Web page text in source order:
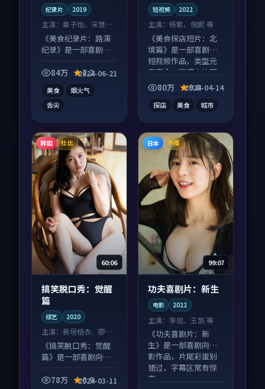
纪录片 2019
主演： 章子怡、宋慧乔
等
《美食纪录片：路演
纪录》是一部喜剧向
系层层推进，尾声常
84万 7.2
2024-06-21
美食
烟火气
舌尖
短视频 2022
主演：杨紫、倪妮 等
《美食探店短片：北
境篇》是一部喜剧向
短视频作品，类型元
素齐全，观感爽快不
拖沓。
80万 9.8
2024-04-14
探店 美食 城市
韩国 杜比
60:06
搞笑脱口秀：觉醒
篇
综艺 2020
主演： 新垣结衣、廖凡
等
《搞笑脱口秀：觉醒
篇》是一部喜剧向综
息量大，适合沉浸式
78万 8.9
2024-03-11
日本 热播
99:07
功夫喜剧片：新生
电影 2022
主演：李现、王凯 等
《功夫喜剧片：新
生》是一部喜剧向电
影作品，片尾彩蛋别
错过，字幕区常有惊
喜。